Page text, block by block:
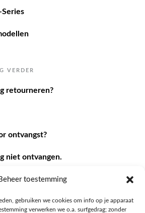
Beheer toestemming
gebruiken we cookies om info op je apparaat
verwerken we o.a. surfgedrag; zonder
Series
VERDER
retourneren?
ontvangst?
niet ontvangen.